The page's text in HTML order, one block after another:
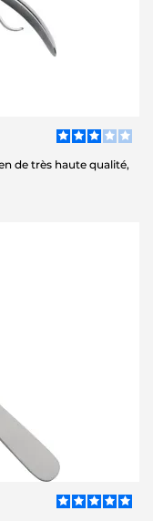
de très haute qualité,